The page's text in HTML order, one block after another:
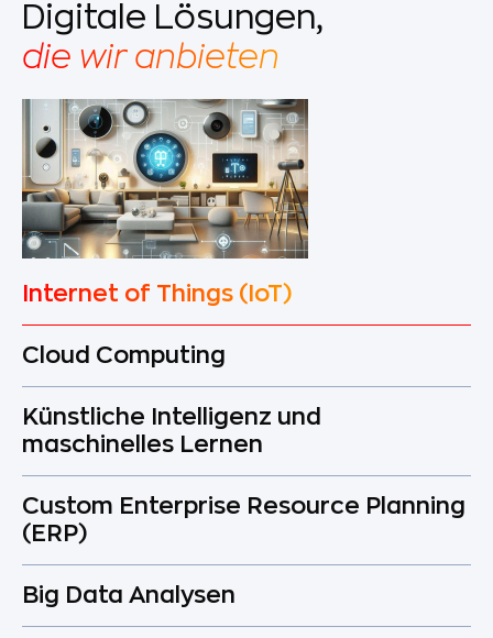
Digitale Lösungen,
die wir anbieten
Internet of Things (IoT)
Cloud Computing
Künstliche Intelligenz und
maschinelles Lernen
Custom Enterprise Resource Planning
(ERP)
Big Data Analysen